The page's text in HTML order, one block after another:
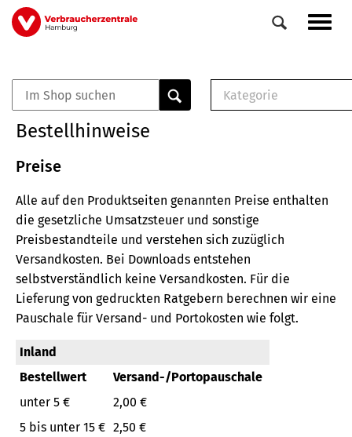
Direkt
zum
Veranstaltungen
0
Elemente
Kategorie
Broschüre
Buch
Bestellhinweise
Preise
Alle auf den Produktseiten genannten Preise enthalten
die gesetzliche Umsatzsteuer und sonstige
Preisbestandteile und verstehen sich zuzüglich
Versandkosten. Bei Downloads entstehen
selbstverständlich keine Versandkosten. Für die
Lieferung von gedruckten Ratgebern berechnen wir eine
Pauschale für Versand- und Portokosten wie folgt.
Inland
Bestellwert
Versand-/Portopauschale
unter 5 €
2,00 €
5 bis unter 15 € 2,50 €